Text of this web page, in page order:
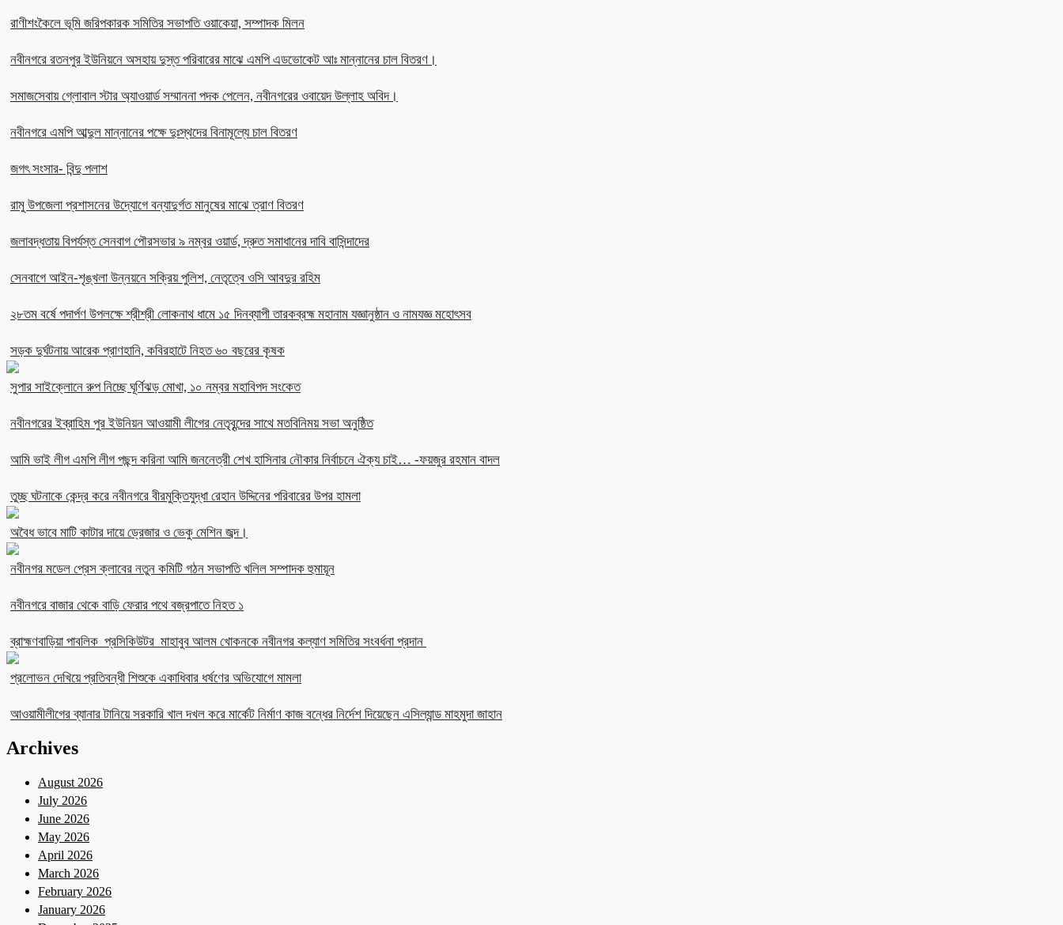
রাণীশংকৈলে ভূমি জরিপকারক সমিতির সভাপতি ওয়াকেয়া, সম্পাদক মিলন
নবীনগরে রতনপুর ইউনিয়নে অসহায় দুস্ত পরিবারের মাঝে এমপি এডভোকেট আঃ মান্নানের চাল বিতরণ।
সমাজসেবায় গ্লোবাল স্টার অ্যাওয়ার্ড সম্মাননা পদক পেলেন, নবীনগরের ওবায়েদ উল্লাহ অবিদ।
নবীনগরে এমপি আব্দুল মান্নানের পক্ষে দুঃস্থদের বিনামূল্যে চাল বিতরণ
জগৎ সংসার- বিন্দু পলাশ
রামু উপজেলা প্রশাসনের উদ্যোগে বন্যাদুর্গত মানুষের মাঝে ত্রাণ বিতরণ
জলাবদ্ধতায় বিপর্যস্ত সেনবাগ পৌরসভার ৯ নম্বর ওয়ার্ড, দ্রুত সমাধানের দাবি বাসিন্দাদের
সেনবাগে আইন-শৃঙ্খলা উন্নয়নে সক্রিয় পুলিশ, নেতৃত্বে ওসি আবদুর রহিম
২৮তম বর্ষে পদার্পণ উপলক্ষে শ্রীশ্রী লোকনাথ ধামে ১৫ দিনব্যাপী তারকব্রহ্ম মহানাম যজ্ঞানুষ্ঠান ও নামযজ্ঞ মহোৎসব
সড়ক দুর্ঘটনায় আরেক প্রাণহানি, কবিরহাটে নিহত ৬০ বছরের কৃষক
সুপার সাইক্লোনে রুপ নিচ্ছে ঘূর্ণিঝড় মোখা, ১০ নম্বর মহাবিপদ সংকেত
নবীনগরের ইব্রাহিম পুর ইউনিয়ন আওয়ামী লীগের নেতৃবৃন্দের সাথে মতবিনিময় সভা অনুষ্ঠিত
আমি ভাই লীগ এমপি লীগ পছন্দ করিনা আমি জননেত্রী শেখ হাসিনার নৌকার নির্বাচনে ঐক্য চাই… -ফয়জুর রহমান বাদল
তুচ্ছ ঘটনাকে কেন্দ্র করে নবীনগরে বীরমুক্তিযুদ্ধা রেহান উদ্দিনের পরিবারের উপর হামলা
অবৈধ ভাবে মাটি কাটার দায়ে ড্রেজার ও ভেকু মেশিন জব্দ।
নবীনগর মডেল প্রেস ক্লাবের নতুন কমিটি গঠন সভাপতি খলিল সম্পাদক হুমায়ূন
নবীনগরে বাজার থেকে বাড়ি ফেরার পথে বজ্রপাতে নিহত ১
ব্রাহ্মণবাড়িয়া পাবলিক প্রসিকিউটর মাহাবুব আলম খোকনকে নবীনগর কল্যাণ সমিতির সংবর্ধনা প্রদান
প্রলোভন দেখিয়ে প্রতিবন্ধী শিশুকে একাধিবার ধর্ষণের অভিযোগে মামলা
আওয়ামীলীগের ব্যানার টানিয়ে সরকারি খাল দখল করে মার্কেট নির্মাণ কাজ বন্ধের নির্দেশ দিয়েছেন এসিল্যান্ড মাহমুদা জাহান
Archives
August 2026
July 2026
June 2026
May 2026
April 2026
March 2026
February 2026
January 2026